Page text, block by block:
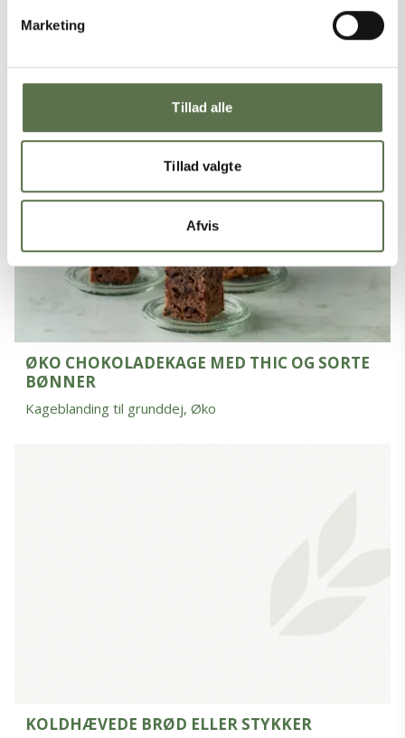
Marketing
Tillad alle
Tillad valgte
Afvis
KIKÆRTER OG AQUAFABA-MARENGS
ØKO CHOKOLADEKAGE MED THIC OG SORTE
BØNNER
Kageblanding til grunddej, Øko
KOLDHÆVEDE BRØD ELLER STYKKER